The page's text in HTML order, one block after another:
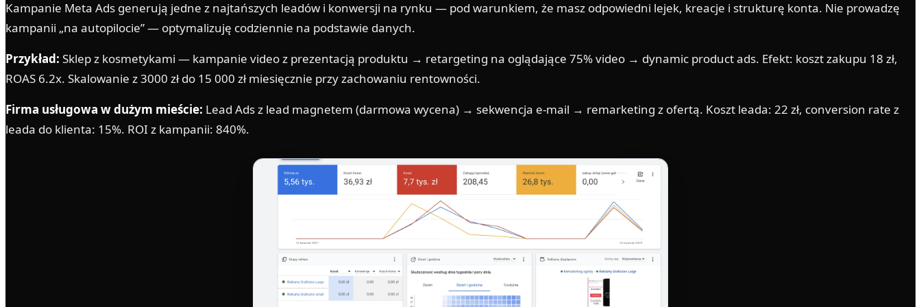
Kampanie Meta Ads generują jedne z najtańszych leadów i konwersji na rynku — pod warunkiem, że masz odpowiedni lejek, kreacje i strukturę konta. Nie prowadzę
kampanii „na autopilocie” — optymalizuję codziennie na podstawie danych.
Przykład: Sklep z kosmetykami — kampanie video z prezentacją produktu → retargeting na oglądające 75% video → dynamic product ads. Efekt: koszt zakupu 18 zł,
ROAS 6.2x. Skalowanie z 3000 zł do 15 000 zł miesięcznie przy zachowaniu rentowności.
Firma usługowa w dużym mieście: Lead Ads z lead magnetem (darmowa wycena) → sekwencja e-mail → remarketing z ofertą. Koszt leada: 22 zł, conversion rate z
leada do klienta: 15%. ROI z kampanii: 840%.